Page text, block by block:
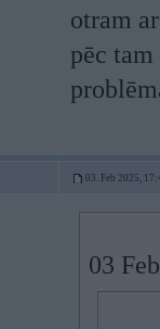
otram
pēc
03. Feb 2025,
03